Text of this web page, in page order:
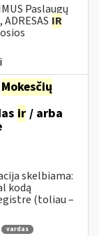
Paslaugų
IR
Mokesčių
ir / arba
skelbiama:
kodą
(toliau –
vardas